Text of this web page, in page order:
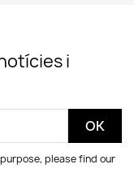
i
please find our